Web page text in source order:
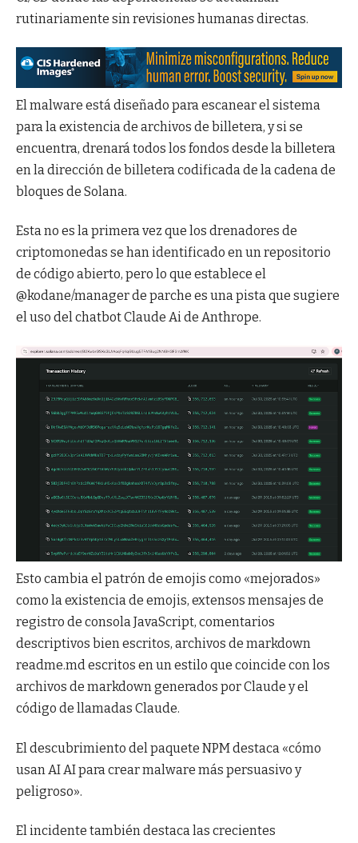
rutinariamente sin revisiones humanas directas.
El malware está diseñado para escanear el sistema
para la existencia de archivos de billetera, y si se
encuentra, drenará todos los fondos desde la billetera
en la dirección de billetera codificada de la cadena de
bloques de Solana.
Esta no es la primera vez que los drenadores de
criptomonedas se han identificado en un repositorio
de código abierto, pero lo que establece el
@kodane/manager de parche es una pista que sugiere
el uso del chatbot Claude Ai de Anthrope.
Esto cambia el patrón de emojis como «mejorados»
como la existencia de emojis, extensos mensajes de
registro de consola JavaScript, comentarios
descriptivos bien escritos, archivos de markdown
readme.md escritos en un estilo que coincide con los
archivos de markdown generados por Claude y el
código de llamadas Claude.
El descubrimiento del paquete NPM destaca «cómo
usan AI AI para crear malware más persuasivo y
peligroso».
El incidente también destaca las crecientes